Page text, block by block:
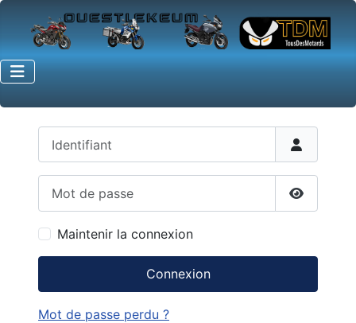
Afficher
Maintenir la connexion
Connexion
Mot de passe perdu ?